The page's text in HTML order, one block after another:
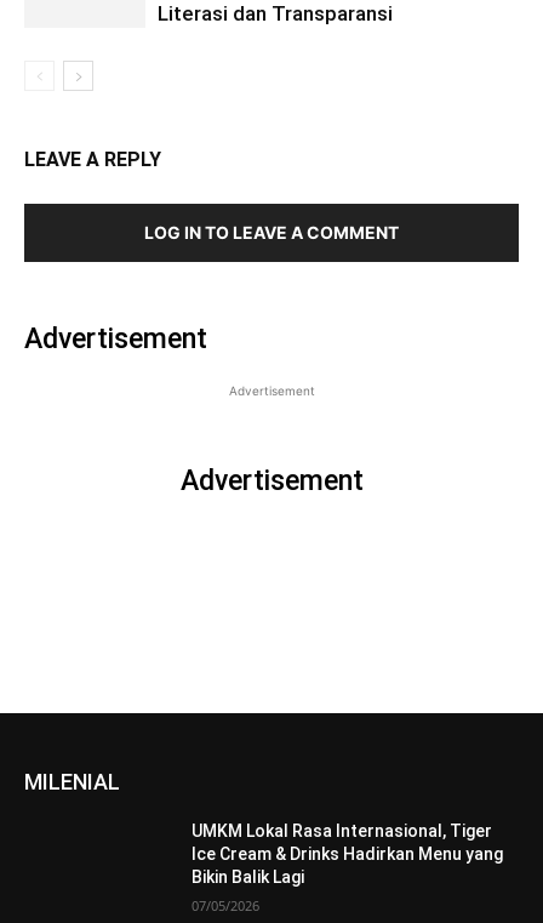
Literasi dan Transparansi
LEAVE A REPLY
LOG IN TO LEAVE A COMMENT
Advertisement
Advertisement
Advertisement
MILENIAL
UMKM Lokal Rasa Internasional, Tiger
Ice Cream & Drinks Hadirkan Menu yang
Bikin Balik Lagi
07/05/2026